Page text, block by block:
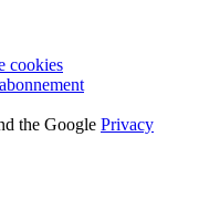
cookies
the Google Privacy